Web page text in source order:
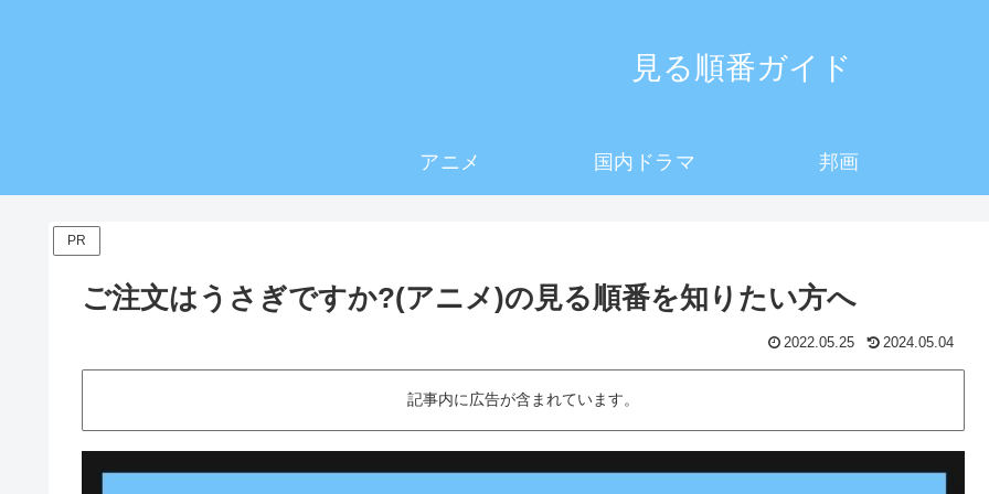
見る順番ガイド
アニメ 国内ドラマ 邦画
PR
ご注文はうさぎですか?(アニメ)の見る順番を知りたい方へ
2022.05.25 2024.05.04
記事内に広告が含まれています。